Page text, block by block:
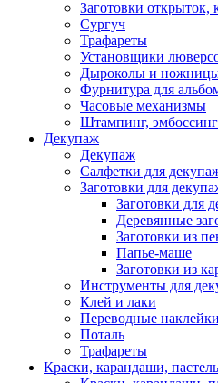
Заготовки открыток,
Сургуч
Трафареты
Установщики
Дыроколы и
Фурнитура для
Часовые механизмы
Штампинг,
Декупаж
Декупаж
Салфетки для
Заготовки для
Заготовки для
Деревянные
Заготовки из
Папье-маше
Заготовки из
Инструменты для
Клей и лаки
Переводные
Поталь
Трафареты
Краски, карандаши, пастель